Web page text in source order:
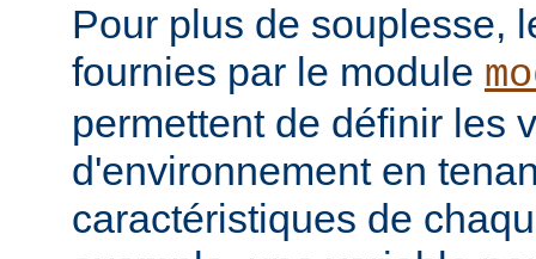
Pour plus de souplesse,
fournies par le module
permettent de définir les
d'environnement en
caractéristiques de